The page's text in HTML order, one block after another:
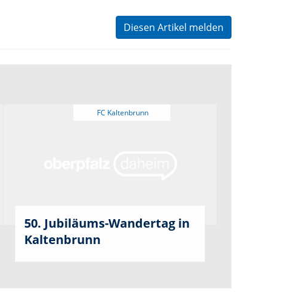
Diesen Artikel melden
50. Jubiläums-Wandertag in
Kaltenbrunn